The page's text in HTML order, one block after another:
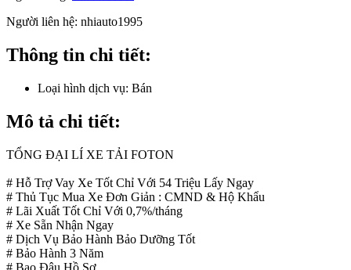
Người liên hệ: nhiauto1995
Thông tin chi tiết:
Loại hình dịch vụ: Bán
Mô tả chi tiết:
TỔNG ĐẠI LÍ XE TẢI FOTON
# Hỗ Trợ Vay Xe Tốt Chỉ Với 54 Triệu Lấy Ngay
# Thủ Tục Mua Xe Đơn Giản : CMND & Hộ Khẩu
# Lãi Xuất Tốt Chỉ Với 0,7%/tháng
# Xe Sẵn Nhận Ngay
# Dịch Vụ Bảo Hành Bảo Dưỡng Tốt
# Bảo Hành 3 Năm
# Bao Đậu Hồ Sơ